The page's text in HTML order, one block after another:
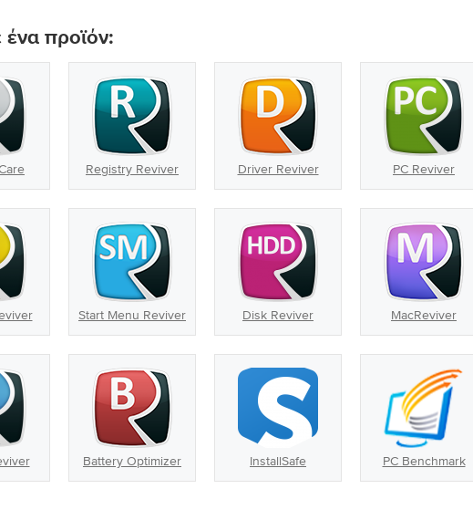
ένα προϊόν:
Registry Reviver Driver Reviver PC Reviver
Start Menu Reviver Disk Reviver MacReviver
Battery Optimizer InstallSafe PC Benchmark